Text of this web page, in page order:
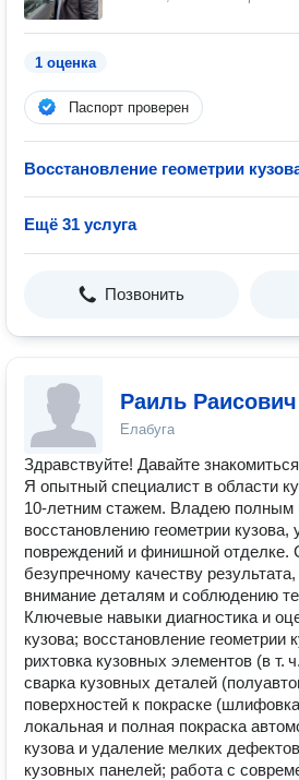
1 оценка
Паспорт проверен
Восстановление геометрии
Ещё 31 услуга
Позвонить
Раиль
Елабуга
Здравствуйте! Давайте
Я опытный специалист в области
10‑летним стажем. Владею полным
восстановлению геометрии кузова,
повреждений и финишной отделке.
безупречному качеству
внимание деталям и соблюдению
Ключевые навыки диагностика и
кузова; восстановление геометрии
рихтовка кузовных элементов (в
сварка кузовных деталей
поверхностей к покраске
локальная и полная покраска
кузова и удаление мелких
кузовных панелей; работа с